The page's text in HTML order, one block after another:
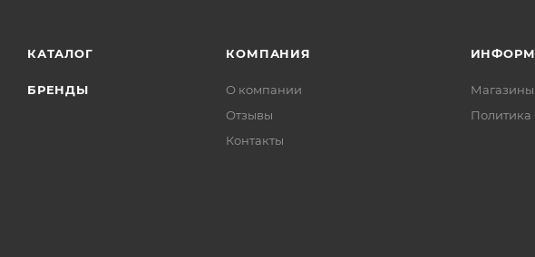
КАТАЛОГ
БРЕНДЫ
КОМПАНИЯ
О компании
Отзывы
Контакты
Магазины
Политика